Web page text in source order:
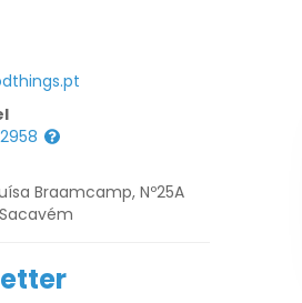
Braamcamp, Nº25A